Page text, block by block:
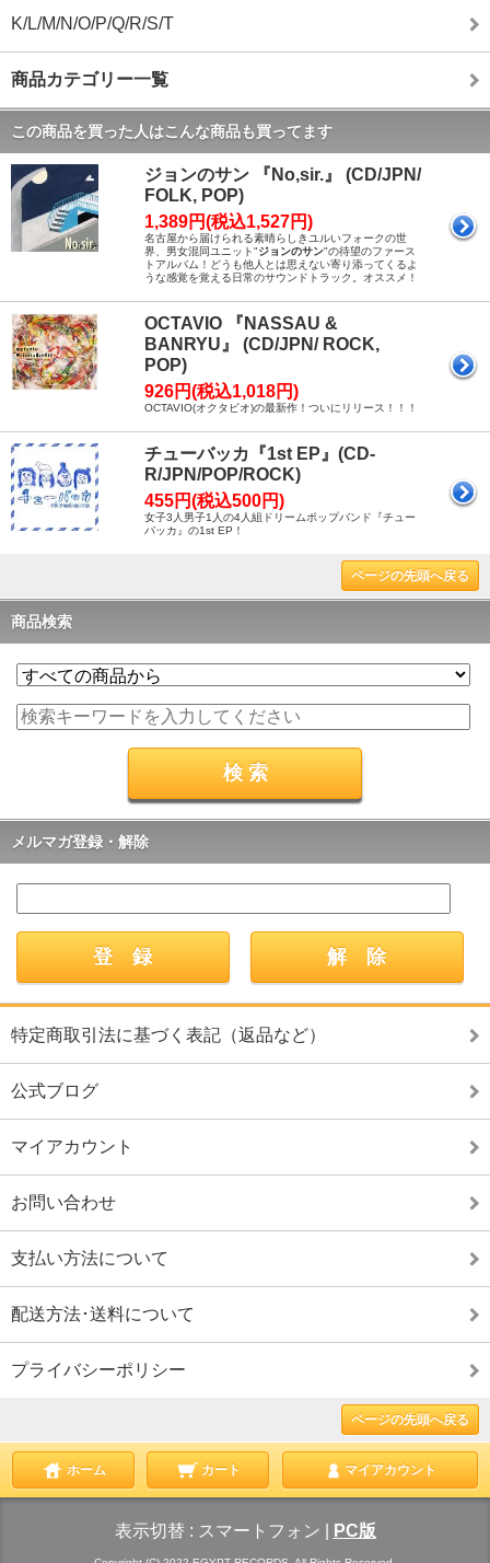
K/L/M/N/O/P/Q/R/S/T
商品カテゴリー一覧
この商品を買った人はこんな商品も買ってます
ジョンのサン 『No,sir.』 (CD/JPN/
FOLK, POP)
1,389円(税込1,527円)
名古屋から届けられる素晴らしきユルいフォークの世
界、男女混同ユニット"ジョンのサン"の待望のファース
トアルバム！どうも他人とは思えない寄り添ってくるよ
うな感覚を覚える日常のサウンドトラック。オススメ！
OCTAVIO 『NASSAU &
BANRYU』 (CD/JPN/ ROCK,
POP)
926円(税込1,018円)
OCTAVIO(オクタビオ)の最新作！ついにリリース！！！
チューバッカ『1st EP』(CD-
R/JPN/POP/ROCK)
455円(税込500円)
女子3人男子1人の4人組ドリームポップバンド『チュー
バッカ』の1st EP！
ページの先頭へ戻る
商品検索
メルマガ登録・解除
特定商取引法に基づく表記（返品など）
公式ブログ
マイアカウント
お問い合わせ
支払い方法について
配送方法･送料について
プライバシーポリシー
ページの先頭へ戻る
ホーム カート マイアカウント
表示切替 : スマートフォン PC版